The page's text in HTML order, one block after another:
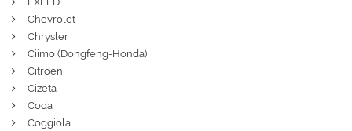
Chevrolet
Chrysler
Ciimo (Dongfeng-Honda)
Citroen
Cizeta
Coda
Coggiola